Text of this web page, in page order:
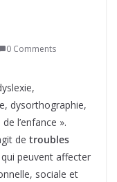
0 Comments
dysorthographie,
l’enfance ».
de troubles
qui peuvent affecter
sociale et